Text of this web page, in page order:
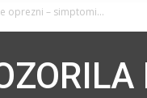
oprezni – simptomi...